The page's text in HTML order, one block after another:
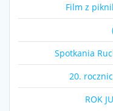
Film z
Spotkania
20.
ROK